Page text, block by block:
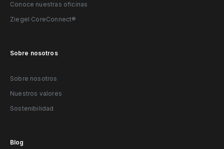
Conoce nuestras oficinas
Ziegel CoreConnect®
Sobre nosotros
Sobre nosotros
Nuestros valores
Sostenibilidad
Blog